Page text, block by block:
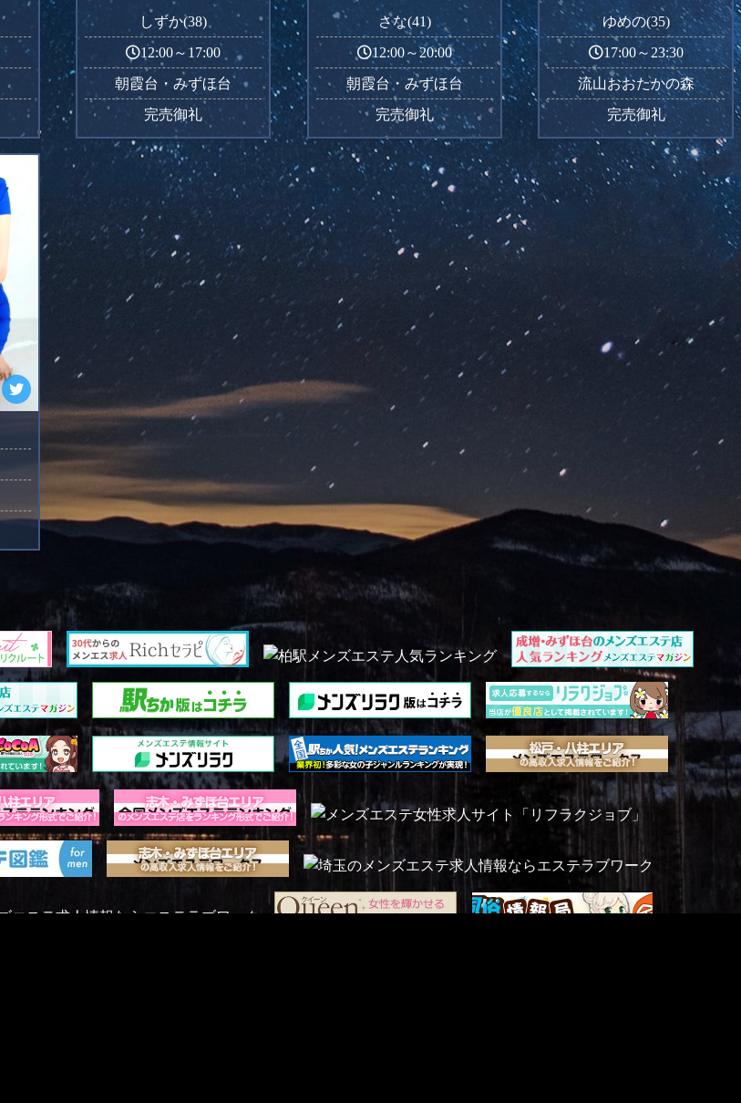
しずか(38)
12:00～17:00
朝霞台・みずほ台
完売御礼
さな(41)
12:00～20:00
朝霞台・みずほ台
完売御礼
ゆめの(35)
17:00～23:30
流山おおたかの森
完売御礼